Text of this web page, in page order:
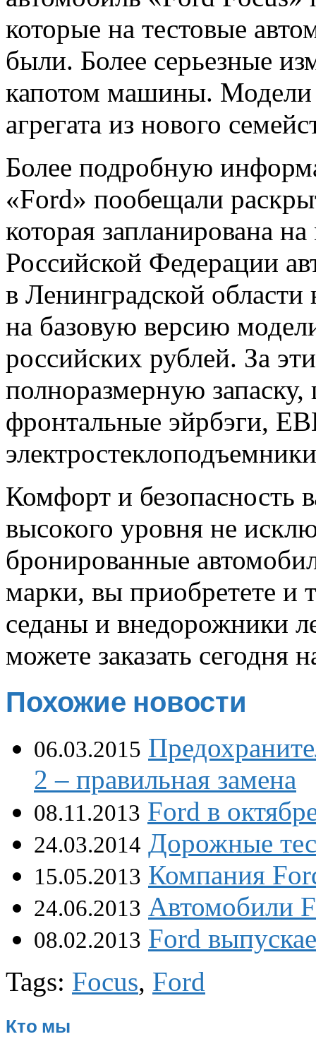
которые на тестовые
были. Более серьезные
капотом машины. Модели
агрегата из нового
Более подробную
«Ford» пообещали
которая запланирована
Российской Федерации
в Ленинградской
на базовую версию
российских рублей. За
полноразмерную
фронтальные эйрбэги,
Комфорт и
высокого уровня не
бронированные
марки, вы приобретете и
седаны и внедорожники
можете заказать сегодня
Похожие новости
06.03.2015
2 – правильная замена
08.11.2013 Ford в
24.03.2014 Дорожные
15.05.2013 Компания
24.06.2013 Автомобили
08.02.2013 Ford
Tags: Focus, Ford
Кто мы